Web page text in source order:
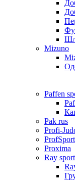
Mizuno
Paffen
Pak rus
Profi-
ProfSport
Proxima
Ray sport